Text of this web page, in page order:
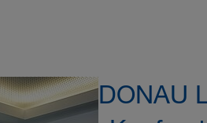
DONAU